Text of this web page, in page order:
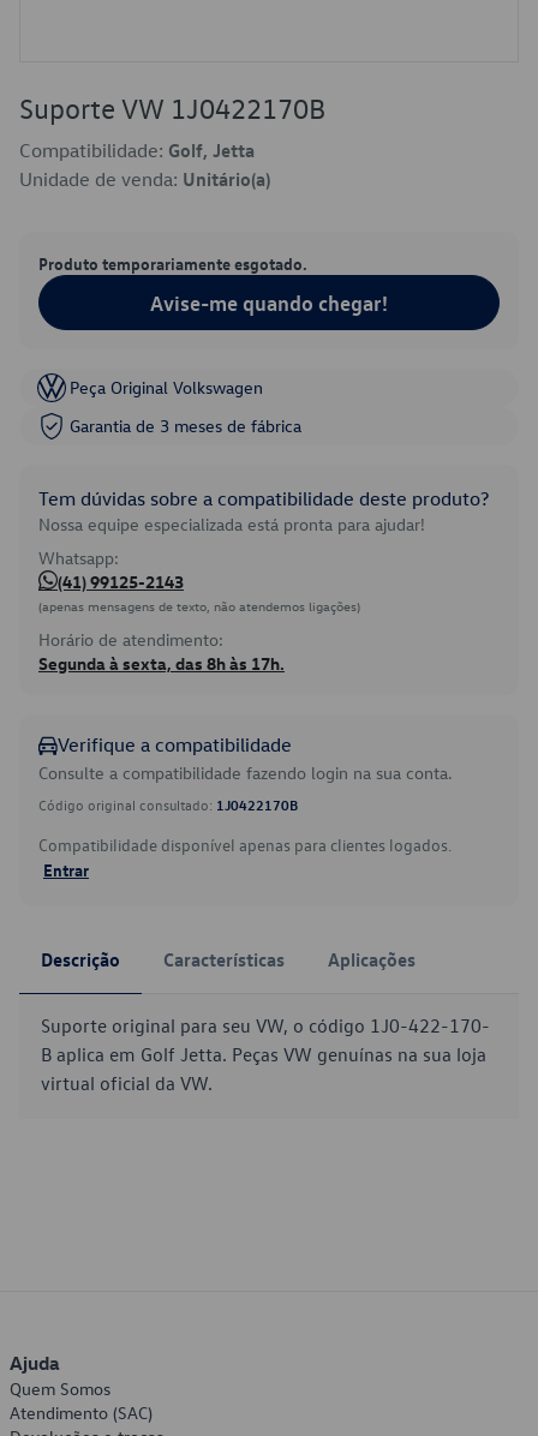
Suporte VW 1J0422170B
Compatibilidade: Golf, Jetta
Unidade de venda: Unitário(a)
Produto temporariamente esgotado.
Avise-me quando chegar!
Peça Original Volkswagen
Garantia de 3 meses de fábrica
Tem dúvidas sobre a compatibilidade deste produto?
Nossa equipe especializada está pronta para ajudar!
Whatsapp:
(41) 99125-2143
(apenas mensagens de texto, não atendemos ligações)
Horário de atendimento:
Segunda à sexta, das 8h às 17h.
Verifique a compatibilidade
Consulte a compatibilidade fazendo login na sua conta.
Código original consultado: 1J0422170B
Compatibilidade disponível apenas para clientes logados.
Entrar
Descrição Características Aplicações
Suporte original para seu VW, o código 1J0-422-170-
B aplica em Golf Jetta. Peças VW genuínas na sua loja
virtual oficial da VW.
Ajuda
Quem Somos
Atendimento (SAC)